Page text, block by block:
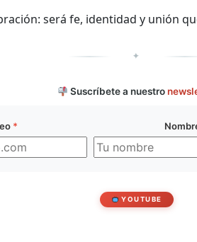
será fe, identidad y unión
✦
Suscríbete a nuestro
*
YOUTUBE